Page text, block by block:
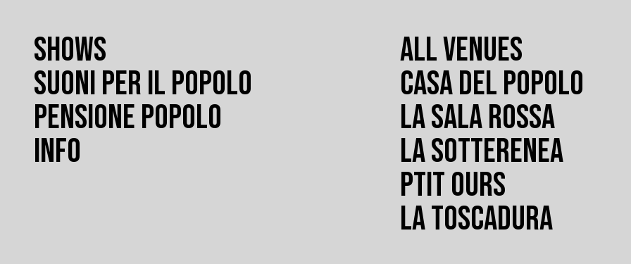
SHOWS
SUONI PER IL POPOLO
PENSIONE POPOLO
INFO
ALL VENUES
CASA DEL POPOLO
LA SALA ROSSA
LA SOTTERENEA
PTIT OURS
LA TOSCADURA